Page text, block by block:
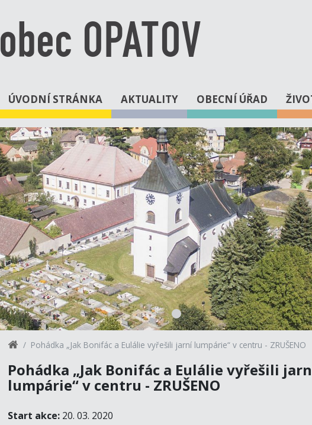
obec OPATOV
ÚVODNÍ STRÁNKA AKTUALITY OBECNÍ ÚŘAD
Pohádka „Jak Bonifác a Eulálie vyřešili jarní lumpárie“ v centru - ZRUŠENO
Pohádka „Jak Bonifác a Eulálie vyřešili
lumpárie“ v centru - ZRUŠENO
Start akce: 20. 03. 2020